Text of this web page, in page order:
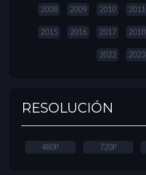
2008 2009 2010 2011
2015 2016 2017 2018
2022 2023
RESOLUCIÓN
480P 720P